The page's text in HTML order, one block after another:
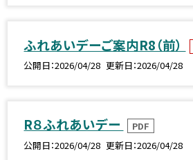
ふれあいデーご案内R8（前）
公開日 2026/04/28 更新日 2026/04/28
R８ふれあいデー
PDF
公開日 2026/04/28 更新日 2026/04/28